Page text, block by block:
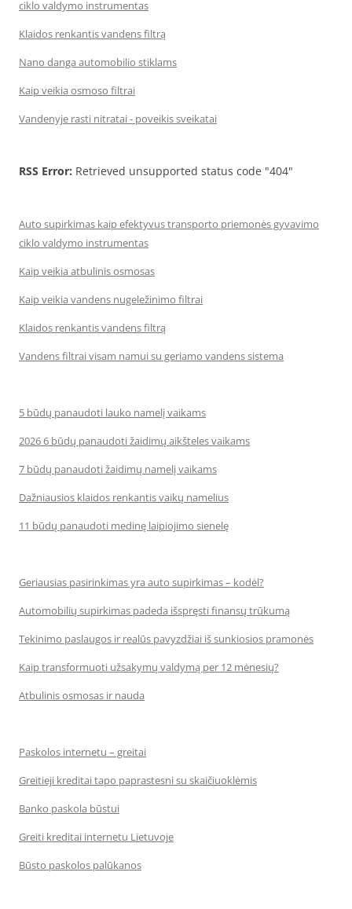
ciklo valdymo instrumentas
Klaidos renkantis vandens filtrą
Nano danga automobilio stiklams
Kaip veikia osmoso filtrai
Vandenyje rasti nitratai - poveikis sveikatai
RSS Error: Retrieved unsupported status code "404"
Auto supirkimas kaip efektyvus transporto priemonės gyvavimo
ciklo valdymo instrumentas
Kaip veikia atbulinis osmosas
Kaip veikia vandens nugeležinimo filtrai
Klaidos renkantis vandens filtrą
Vandens filtrai visam namui su geriamo vandens sistema
5 būdų panaudoti lauko namelį vaikams
2026 6 būdų panaudoti žaidimų aikšteles vaikams
7 būdų panaudoti žaidimų namelį vaikams
Dažniausios klaidos renkantis vaikų namelius
11 būdų panaudoti medinę laipiojimo sienelę
Geriausias pasirinkimas yra auto supirkimas – kodėl?
Automobilių supirkimas padeda išspręsti finansų trūkumą
Tekinimo paslaugos ir realūs pavyzdžiai iš sunkiosios pramonės
Kaip transformuoti užsakymų valdymą per 12 mėnesių?
Atbulinis osmosas ir nauda
Paskolos internetu – greitai
Greitieji kreditai tapo paprastesni su skaičiuoklėmis
Banko paskola būstui
Greiti kreditai internetu Lietuvoje
Būsto paskolos palūkanos